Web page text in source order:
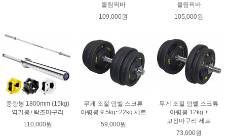
올림픽바
109,000원
올림픽바
105,000원
중량봉 1800mm (15kg)
역기봉+락조마구리
110,000원
무게 조절 덤벨 스크류
아령봉 9.5kg~22kg 세트
59,000원
무게 조절 덤벨 스크류
아령봉 12kg +
고정마구리 세트
73,000원